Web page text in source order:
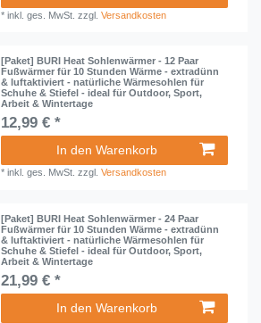
*inkl. ges. MwSt. zzgl.Versandkosten
[Paket] BURI Heat Sohlenwärmer - 12 Paar
Fußwärmer für 10 Stunden Wärme - extradünn
& luftaktiviert - natürliche Wärmesohlen für
Schuhe & Stiefel - ideal für Outdoor, Sport,
Arbeit & Wintertage
12,99 € *
In den Warenkorb
*inkl. ges. MwSt. zzgl.Versandkosten
[Paket] BURI Heat Sohlenwärmer - 24 Paar
Fußwärmer für 10 Stunden Wärme - extradünn
& luftaktiviert - natürliche Wärmesohlen für
Schuhe & Stiefel - ideal für Outdoor, Sport,
Arbeit & Wintertage
21,99 € *
In den Warenkorb